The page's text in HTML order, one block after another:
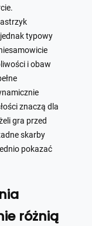
typowy
i obaw
znaczą dla
gra przed
skarby
pokazać
różnią